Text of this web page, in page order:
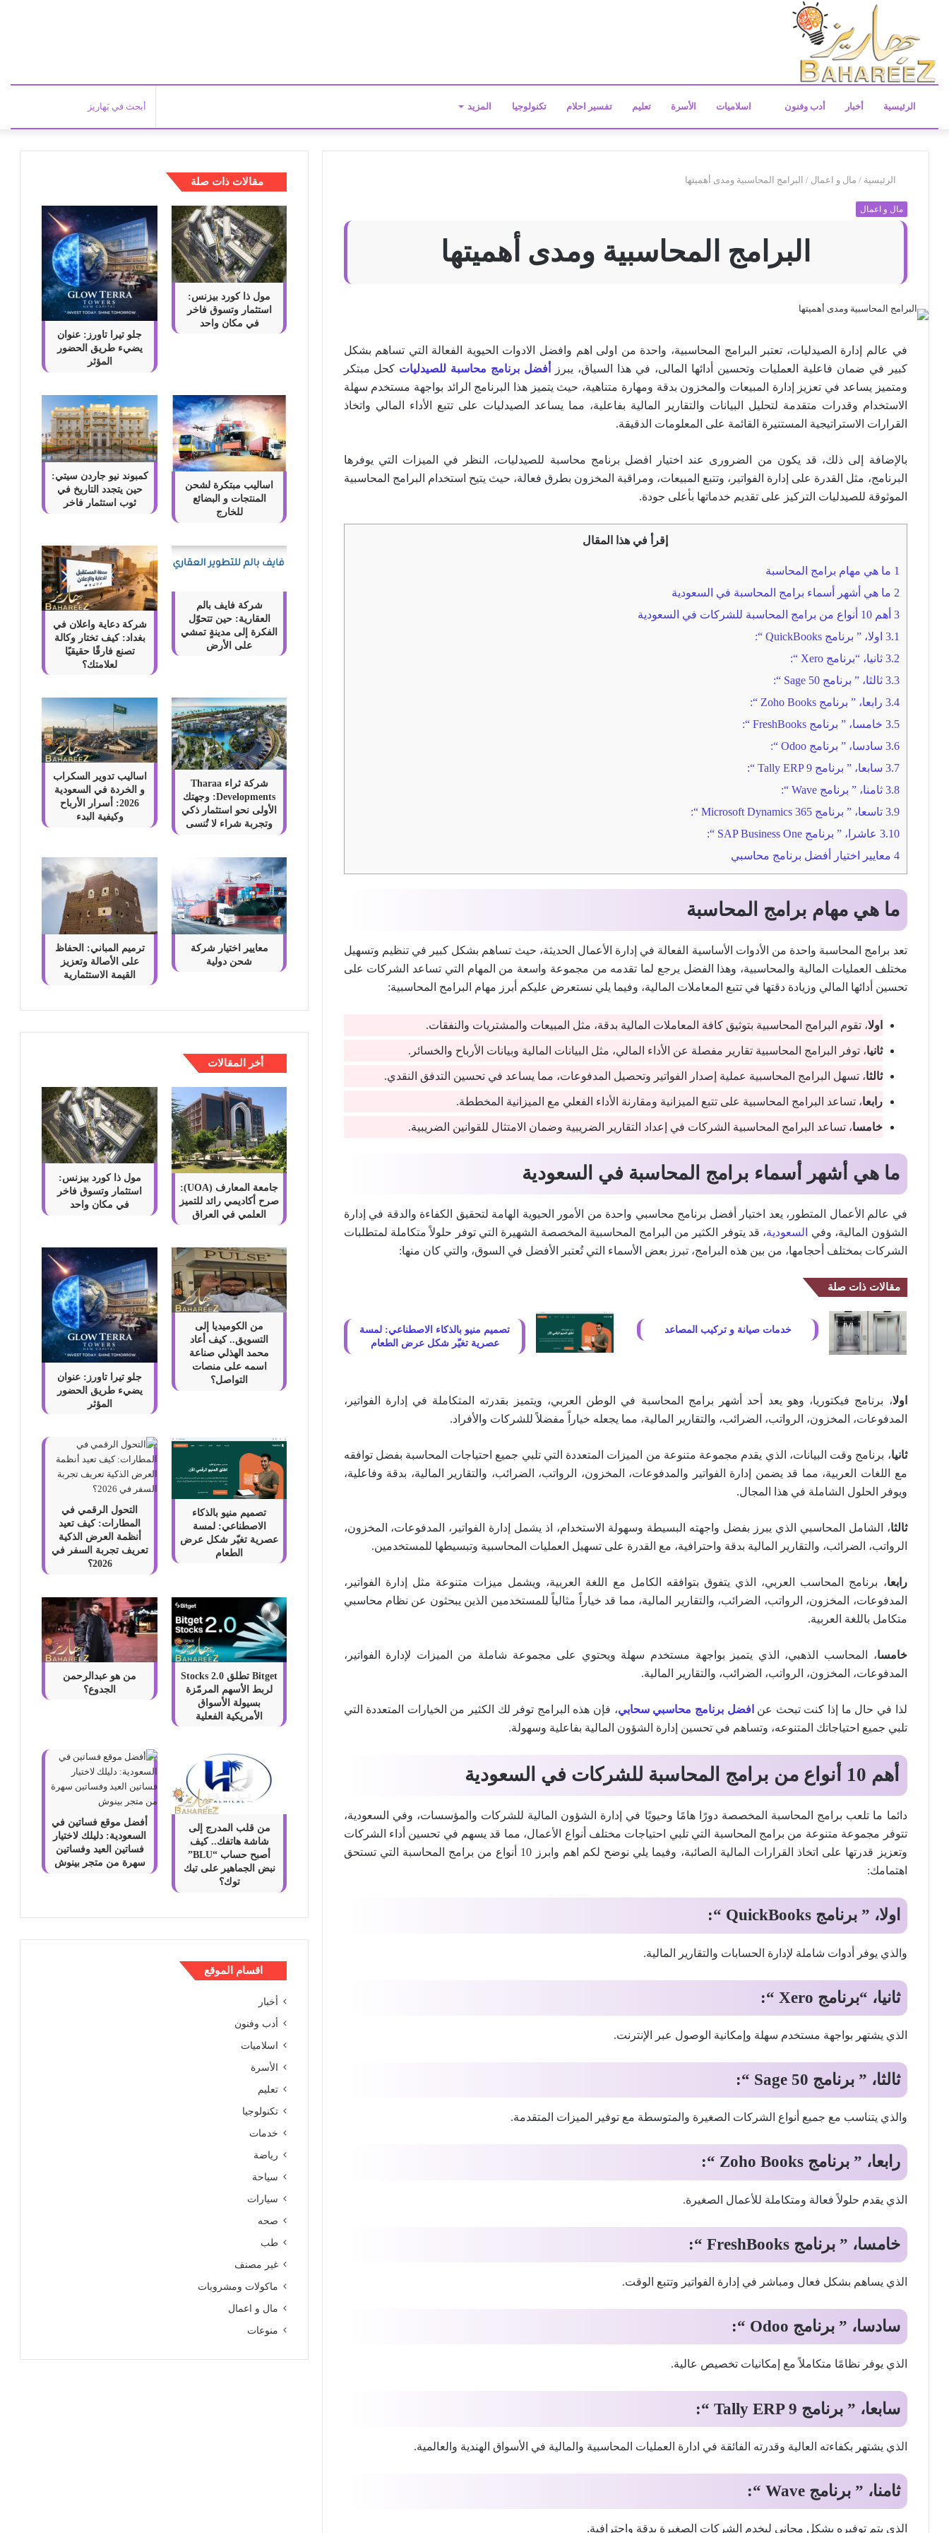
الرئيسية أخبار أدب وفنون اسلاميات الأسرة تعليم تفسير احلام تكنولوجيا المزيد
الرئيسية / مال و اعمال / البرامج المحاسبية ومدى أهميتها
مال و اعمال
البرامج المحاسبية ومدى أهميتها
في عالم إدارة الصيدليات، تعتبر البرامج المحاسبية، واحدة من اولى اهم وافضل الادوات الحيوية الفعالة التي تساهم بشكل
كبير في ضمان فاعلية العمليات وتحسين أدائها المالى، في هذا السياق، يبرز
أفضل برنامج محاسبة للصيدليات كحل مبتكر
ومتميز يساعد في تعزيز إدارة المبيعات والمخزون بدقة ومهارة متناهية، حيث يتميز هذا البرنامج الرائد بواجهة مستخدم سهلة
الاستخدام وقدرات متقدمة لتحليل البيانات والتقارير المالية بفاعلية، مما يساعد الصيدليات على تتبع الأداء المالي واتخاذ
القرارات الاستراتيجية المستنيرة القائمة على المعلومات الدقيقة.
بالإضافة إلى ذلك، قد يكون من الضرورى عند اختيار افضل برنامج محاسبة للصيدليات، النظر في الميزات التي يوفرها
البرنامج، مثل القدرة على إدارة الفواتير، وتتبع المبيعات، ومراقبة المخزون بطرق فعالة، حيث يتيح استخدام البرامج المحاسبية
الموثوقة للصيدليات التركيز على تقديم خدماتها بأعلى جودة.
إقرأ في هذا المقال
1 ما هي مهام برامج المحاسبة
2 ما هي أشهر أسماء برامج المحاسبة في السعودية
3 أهم 10 أنواع من برامج المحاسبة للشركات في السعودية
3.1 اولا، ” برنامج QuickBooks “:
3.2 ثانيا، “برنامج Xero “:
3.3 ثالثا، ” برنامج Sage 50 “:
3.4 رابعا، ” برنامج Zoho Books “:
3.5 خامسا، ” برنامج FreshBooks “:
3.6 سادسا، ” برنامج Odoo “:
3.7 سابعا، ” برنامج Tally ERP 9 “:
3.8 ثامنا، ” برنامج Wave “:
3.9 تاسعا، ” برنامج Microsoft Dynamics 365 “:
3.10 عاشرا، ” برنامج SAP Business One “:
4 معايير اختيار أفضل برنامج محاسبي
ما هي مهام برامج المحاسبة
تعد برامج المحاسبة واحدة من الأدوات الأساسية الفعالة في إدارة الأعمال الحديثة، حيث تساهم بشكل كبير في تنظيم وتسهيل
مختلف العمليات المالية والمحاسبية، وهذا الفضل يرجع لما تقدمه من مجموعة واسعة من المهام التي تساعد الشركات على
تحسين أدائها المالي وزيادة دقتها في تتبع المعاملات المالية، وفيما يلي نستعرض عليكم أبرز مهام البرامج المحاسبية:
اولا، تقوم البرامج المحاسبية بتوثيق كافة المعاملات المالية بدقة، مثل المبيعات والمشتريات والنفقات.
ثانيا، توفر البرامج المحاسبية تقارير مفصلة عن الأداء المالي، مثل البيانات المالية وبيانات الأرباح والخسائر.
ثالثا، تسهل البرامج المحاسبية عملية إصدار الفواتير وتحصيل المدفوعات، مما يساعد في تحسين التدفق النقدي.
رابعا، تساعد البرامج المحاسبية على تتبع الميزانية ومقارنة الأداء الفعلي مع الميزانية المخططة.
خامسا، تساعد البرامج المحاسبية الشركات في إعداد التقارير الضريبية وضمان الامتثال للقوانين الضريبية.
ما هي أشهر أسماء برامج المحاسبة في السعودية
في عالم الأعمال المتطور، يعد اختيار أفضل برنامج محاسبي واحدة من الأمور الحيوية الهامة لتحقيق الكفاءة والدقة في إدارة
الشؤون المالية، وفي
السعودية، قد يتوفر الكثير من البرامج المحاسبية المخصصة الشهيرة التي توفر حلولاً متكاملة لمتطلبات
الشركات بمختلف أحجامها، من بين هذه البرامج، تبرز بعض الأسماء التي تُعتبر الأفضل في السوق، والتي كان منها:
مقالات ذات صلة
خدمات صيانة و تركيب المصاعد
تصميم منيو بالذكاء الاصطناعي: لمسة
عصرية تغيّر شكل عرض الطعام
اولا، برنامج فيكتوريا، وهو يعد أحد أشهر برامج المحاسبة في الوطن العربي، ويتميز بقدرته المتكاملة في إدارة الفواتير،
المدفوعات، المخزون، الرواتب، الضرائب، والتقارير المالية، مما يجعله خياراً مفضلاً للشركات والأفراد.
ثانيا، برنامج وقت البيانات، الذي يقدم مجموعة متنوعة من الميزات المتعددة التي تلبي جميع احتياجات المحاسبة بفضل توافقه
مع اللغات العربية، مما قد يضمن إدارة الفواتير والمدفوعات، المخزون، الرواتب، الضرائب، والتقارير المالية، بدقة وفاعلية،
ويوفر الحلول الشاملة في هذا المجال.
ثالثا، الشامل المحاسبي الذي يبرز بفضل واجهته البسيطة وسهولة الاستخدام، اذ يشمل إدارة الفواتير، المدفوعات، المخزون،
الرواتب، الضرائب، والتقارير المالية بدقة واحترافية، مع القدرة على تسهيل العمليات المحاسبية وتبسيطها للمستخدمين.
رابعا، برنامج المحاسب العربي، الذي يتفوق بتوافقه الكامل مع اللغة العربية، ويشمل ميزات متنوعة مثل إدارة الفواتير،
المدفوعات، المخزون، الرواتب، الضرائب، والتقارير المالية، مما قد خياراً مثالياً للمستخدمين الذين يبحثون عن نظام محاسبي
متكامل باللغة العربية.
خامسا، المحاسب الذهبي، الذي يتميز بواجهة مستخدم سهلة ويحتوي على مجموعة شاملة من الميزات لإدارة الفواتير،
المدفوعات، المخزون، الرواتب، الضرائب، والتقارير المالية.
لذا في حال ما إذا كنت تبحث عن افضل برنامج محاسبي سحابي، فإن هذه البرامج توفر لك الكثير من الخيارات المتعددة التي
تلبي جميع احتياجاتك المتنوعه، وتساهم في تحسين إدارة الشؤون المالية بفاعلية وسهولة.
أهم 10 أنواع من برامج المحاسبة للشركات في السعودية
دائما ما تلعب برامج المحاسبة المخصصة دورًا هامًا وحيويًا في إدارة الشؤون المالية للشركات والمؤسسات، وفي السعودية،
تتوفر مجموعة متنوعة من برامج المحاسبة التي تلبي احتياجات مختلف أنواع الأعمال، مما قد يسهم في تحسين أداء الشركات
وتعزيز قدرتها على اتخاذ القرارات المالية الصائبة، وفيما يلي نوضح لكم اهم وابرز 10 أنواع من برامج المحاسبة التي تستحق
اهتمامك:
اولا، ” برنامج QuickBooks “:
والذي يوفر أدوات شاملة لإدارة الحسابات والتقارير المالية.
ثانيا، “برنامج Xero “:
الذي يشتهر بواجهة مستخدم سهلة وإمكانية الوصول عبر الإنترنت.
ثالثا، ” برنامج Sage 50 “:
والذي يتناسب مع جميع أنواع الشركات الصغيرة والمتوسطة مع توفير الميزات المتقدمة.
رابعا، ” برنامج Zoho Books “:
الذي يقدم حلولاً فعالة ومتكاملة للأعمال الصغيرة.
خامسا، ” برنامج FreshBooks “:
الذي يساهم بشكل فعال ومباشر في إدارة الفواتير وتتبع الوقت.
سادسا، ” برنامج Odoo “:
الذي يوفر نظامًا متكاملاً مع إمكانيات تخصيص عالية.
سابعا، ” برنامج Tally ERP 9 “:
الذي يشتهر بكفاءته العالية وقدرته الفائقة في ادارة العمليات المحاسبية والمالية في الأسواق الهندية والعالمية.
ثامنا، ” برنامج Wave “:
الذي يتم توفيره بشكل مجاني ليخدم الشركات الصغيرة بدقة واحترافية.
مقالات ذات صلة
مول ذا كورد بيزنس:
استثمار وتسوق فاخر
في مكان واحد
جلو تيرا تاورز: عنوان
يضيء طريق الحضور
المؤثر
اساليب مبتكرة لشحن
المنتجات و البضائع
للخارج
كمبوند نيو جاردن سيتي:
حين يتجدد التاريخ في
ثوب استثمار فاخر
شركة فايف بالم
العقارية: حين تتحوّل
الفكرة إلى مدينةٍ تمشي
على الأرض
شركة دعاية واعلان في
بغداد: كيف تختار وكالة
تصنع فارقًا حقيقيًا
لعلامتك؟
شركة ثراء Tharaa
Developments: وجهتك
الأولى نحو استثمار ذكي
وتجربة شراء لا تُنسى
اساليب تدوير السكراب
و الخردة في السعودية
2026: أسرار الأرباح
وكيفية البدء
معايير اختيار شركة
شحن دولية
ترميم المباني: الحفاظ
على الأصالة وتعزيز
القيمة الاستثمارية
أخر المقالات
جامعة المعارف (UOA):
صرح أكاديمي رائد للتميز
العلمي في العراق
مول ذا كورد بيزنس:
استثمار وتسوق فاخر
في مكان واحد
من الكوميديا إلى
التسويق.. كيف أعاد
محمد الهذلي صناعة
اسمه على منصات
التواصل؟
جلو تيرا تاورز: عنوان
يضيء طريق الحضور
المؤثر
تصميم منيو بالذكاء
الاصطناعي: لمسة
عصرية تغيّر شكل عرض
الطعام
التحول الرقمي في
المطارات: كيف تعيد
أنظمة العرض الذكية
تعريف تجربة السفر في
2026؟
Bitget تطلق Stocks 2.0
لربط الأسهم المرمّزة
بسيولة الأسواق
الأمريكية الفعلية
من هو عبدالرحمن
الجدوع؟
من قلب المدرج إلى
شاشة هاتفك.. كيف
أصبح حساب “BLU”
نبض الجماهير على تيك
توك؟
أفضل موقع فساتين في
السعودية: دليلك لاختيار
فساتين العيد وفساتين
سهرة من متجر بينوش
اقسام الموقع
أخبار
أدب وفنون
اسلاميات
الأسرة
تعليم
تكنولوجيا
خدمات
رياضة
سياحة
سيارات
صحه
طب
غير مصنف
ماكولات ومشروبات
مال و اعمال
منوعات